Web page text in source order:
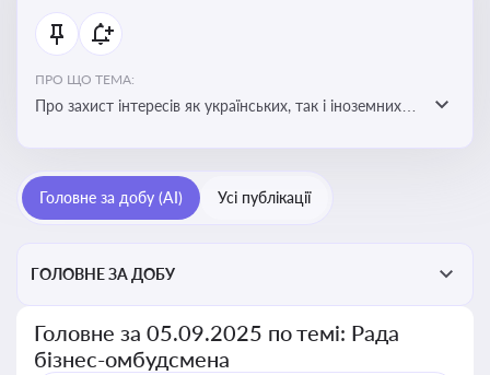
ПРО ЩО ТЕМА:
Про захист інтересів як українських, так і іноземних
Головне за добу (AI) Усі публікації
ГОЛОВНЕ ЗА ДОБУ
Головне за 05.09.2025 по темі: Рада
бізнес-омбудсмена